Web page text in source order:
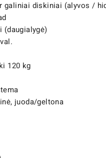
galiniai diskiniai (alyvos /
(daugialygė)
120 kg
juoda/geltona